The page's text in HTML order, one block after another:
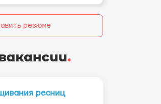
резюме
.
ресниц